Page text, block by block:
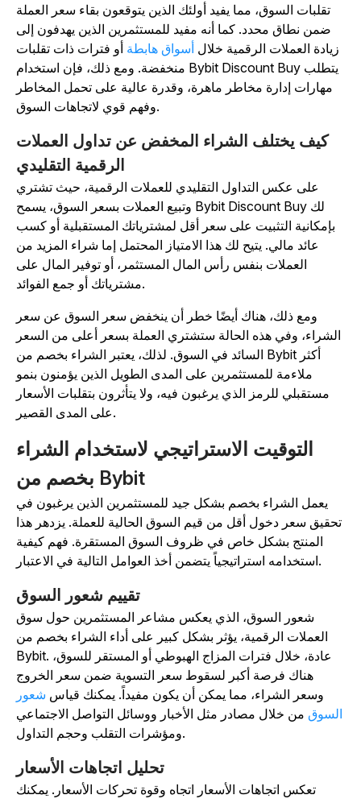
تقلبات السوق، مما يفيد أولئك الذين يتوقعون بقاء سعر العملة
ضمن نطاق محدد. كما أنه مفيد للمستثمرين الذين يهدفون إلى
زيادة العملات الرقمية خلالأسواق هابطةأو فترات ذات تقلبات
منخفضة. ومع ذلك، فإن استخدام Bybit Discount Buy يتطلب
مهارات إدارة مخاطر ماهرة، وقدرة عالية على تحمل المخاطر
كيف يختلف الشراء المخفض عن تداول العملات
الرقمية التقليدي
على عكس التداول التقليدي للعملات الرقمية، حيث تشتري
وتبيع العملات بسعر السوق، يسمح Bybit Discount Buy لك
بإمكانية التثبيت على سعر أقل لمشترياتك المستقبلية أو كسب
عائد مالي. يتيح لك هذا الامتياز المحتمل إما شراء المزيد من
العملات بنفس رأس المال المستثمر، أو توفير المال على
ومع ذلك، هناك أيضًا خطر أن ينخفض سعر السوق عن سعر
الشراء، وفي هذه الحالة ستشتري العملة بسعر أعلى من السعر
السائد في السوق. لذلك، يعتبر الشراء بخصم من Bybit أكثر
ملاءمة للمستثمرين على المدى الطويل الذين يؤمنون بنمو
مستقبلي للرمز الذي يرغبون فيه، ولا يتأثرون بتقلبات الأسعار
التوقيت الاستراتيجي لاستخدام الشراء
بخصم من Bybit
يعمل الشراء بخصم بشكل جيد للمستثمرين الذين يرغبون في
تحقيق سعر دخول أقل من قيم السوق الحالية للعملة. يزدهر هذا
المنتج بشكل خاص في ظروف السوق المستقرة. فهم كيفية
تقييم شعور السوق
شعور السوق، الذي يعكس مشاعر المستثمرين حول سوق
العملات الرقمية، يؤثر بشكل كبير على أداء الشراء بخصم من
Bybit. عادة، خلال فترات المزاج الهبوطي أو المستقر للسوق،
هناك فرصة أكبر لسقوط سعر التسوية ضمن سعر الخروج
وسعر الشراء، مما يمكن أن يكون مفيداً. يمكنك قياسشعور
السوقمن خلال مصادر مثل الأخبار ووسائل التواصل الاجتماعي
تحليل اتجاهات الأسعار
تعكس اتجاهات الأسعار اتجاه وقوة تحركات الأسعار. يمكنك